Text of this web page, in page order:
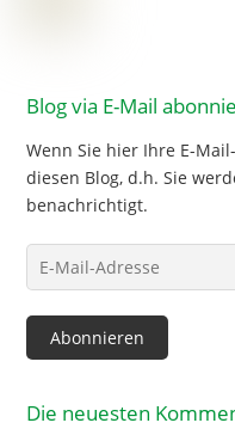
Blog via E-Mail
Wenn Sie hier Ihre E-
diesen Blog, d.h. Sie
benachrichtigt.
E-
Mail-
Adresse
Abonnieren
Die neuesten